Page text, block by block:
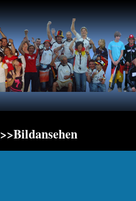
>>Bildansehen